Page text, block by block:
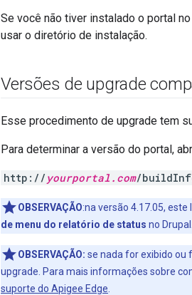
Se você não tiver instalado o portal
usar o diretório de instalação.
Versões de upgrade
Esse procedimento de upgrade tem
Para determinar a versão do portal,
http:// yourportal.com/
OBSERVAÇÃO:na versão 4.17.05,
de menu do relatório de status no
OBSERVAÇÃO: se nada for exibido ou
upgrade. Para mais informações sobre
suporte do Apigee Edge